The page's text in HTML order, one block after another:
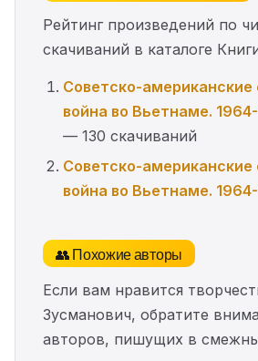
Рейтинг произведений по
скачиваний в каталоге
Советско-американские
война во Вьетнаме.
— 130 скачиваний
Советско-американские
война во Вьетнаме.
👥 Похожие авторы
Если вам нравится
Зусманович, обратите
авторов, пишущих в